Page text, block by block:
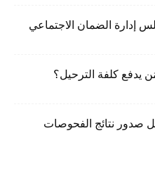
يدفع كلفة الترحيل؟
صدور نتائج الفحوصات